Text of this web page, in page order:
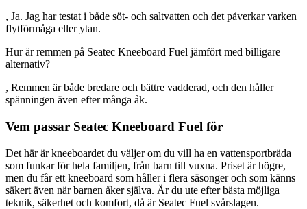
, Ja. Jag har testat i både söt- och saltvatten och det påverkar varken
flytförmåga eller ytan.
Hur är remmen på Seatec Kneeboard Fuel jämfört med billigare
alternativ?
, Remmen är både bredare och bättre vadderad, och den håller
spänningen även efter många åk.
Vem passar Seatec Kneeboard Fuel för
Det här är kneeboardet du väljer om du vill ha en vattensportbräda
som funkar för hela familjen, från barn till vuxna. Priset är högre,
men du får ett kneeboard som håller i flera säsonger och som känns
säkert även när barnen åker själva. Är du ute efter bästa möjliga
teknik, säkerhet och komfort, då är Seatec Fuel svårslagen.